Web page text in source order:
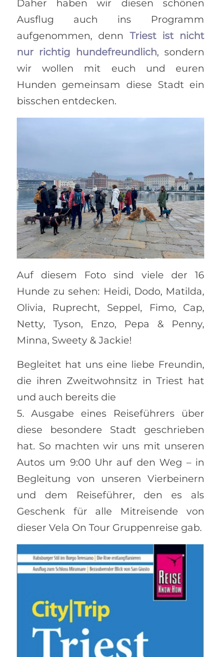
Daher haben wir diesen schönen
Ausflug auch ins Programm
aufgenommen, denn Triest ist nicht
nur richtig hundefreundlich, sondern
wir wollen mit euch und euren
Hunden gemeinsam diese Stadt ein
bisschen entdecken.
Auf diesem Foto sind viele der 16
Hunde zu sehen: Heidi, Dodo, Matilda,
Olivia, Ruprecht, Seppel, Fimo, Cap,
Netty, Tyson, Enzo, Pepa & Penny,
Minna, Sweety & Jackie!
Begleitet hat uns eine liebe Freundin,
die ihren Zweitwohnsitz in Triest hat
und auch bereits die
5. Ausgabe eines Reiseführers über
diese besondere Stadt geschrieben
hat. So machten wir uns mit unseren
Autos um 9:00 Uhr auf den Weg – in
Begleitung von unseren Vierbeinern
und dem Reiseführer, den es als
Geschenk für alle Mitreisende von
dieser Vela On Tour Gruppenreise gab.